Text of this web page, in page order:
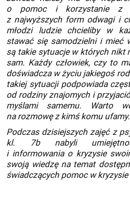
o pomoc i korzystanie z
z najwyższych form odwagi i
młodzi ludzie chcieliby w
stawać się samodzielni i mieć
są takie sytuacje w których nikt
sam. Każdy człowiek, czy to
doświadcza w życiu jakiegoś
takiej sytuacji podpowiada
od rodziny znajomych i
myślami samemu. Warto
na rozmowę z kimś komu ufamy.
Podczas dzisiejszych zajęć z
kl. 7b nabyli
i informowania o kryzysie
swoją wiedzę na temat
świadczących pomoc w